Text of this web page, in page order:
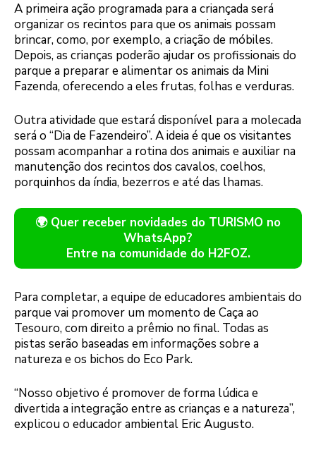
A primeira ação programada para a criançada será
organizar os recintos para que os animais possam
brincar, como, por exemplo, a criação de móbiles.
Depois, as crianças poderão ajudar os profissionais do
parque a preparar e alimentar os animais da Mini
Fazenda, oferecendo a eles frutas, folhas e verduras.
Outra atividade que estará disponível para a molecada
será o “Dia de Fazendeiro”. A ideia é que os visitantes
possam acompanhar a rotina dos animais e auxiliar na
manutenção dos recintos dos cavalos, coelhos,
porquinhos da índia, bezerros e até das lhamas.
🌍 Quer receber novidades do TURISMO no
WhatsApp?
Entre na comunidade do H2FOZ.
Para completar, a equipe de educadores ambientais do
parque vai promover um momento de Caça ao
Tesouro, com direito a prêmio no final. Todas as
pistas serão baseadas em informações sobre a
natureza e os bichos do Eco Park.
“Nosso objetivo é promover de forma lúdica e
divertida a integração entre as crianças e a natureza”,
explicou o educador ambiental Eric Augusto.